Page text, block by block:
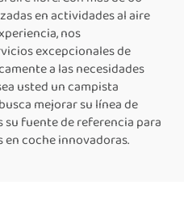
en actividades al aire
nos
excepcionales de
a las necesidades
usted un campista
mejorar su línea de
su fuente de referencia para
coche innovadoras.